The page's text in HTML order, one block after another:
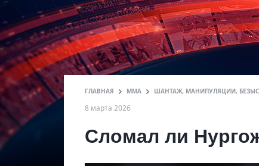
ГЛАВНАЯ ММА ШАНТАЖ, МАНИПУЛЯЦИИ,
8 марта 2026
Сломал ли